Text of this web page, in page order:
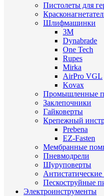
Пистолеты для
Шлифмашинки
3M
Dynabrade
One Tech
Rupes
Mirka
AirPro VGL
Kovax
Промышленные
Заклепочники
Гайковерты
Крепежный
Prebena
EZ-Fasten
Мембранные
Пневмодрели
Шуруповерты
Пескоструйные
Электроинструменты